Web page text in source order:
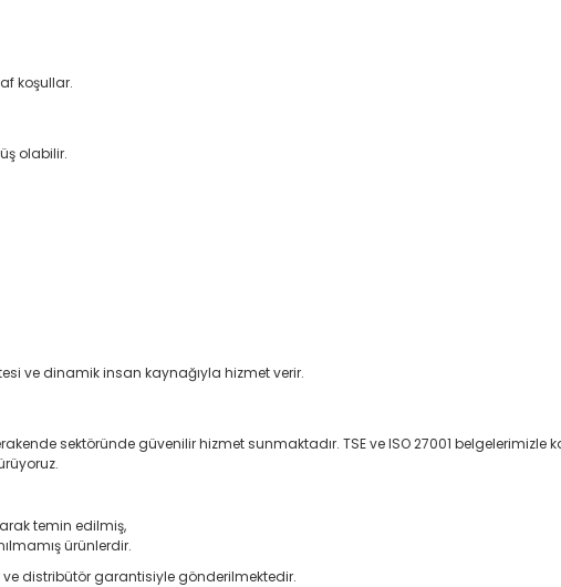
koşullar.
olabilir.
ve dinamik insan kaynağıyla hizmet verir.
sektöründe güvenilir hizmet sunmaktadır. TSE ve ISO 27001
temin edilmiş,
ürünlerdir.
distribütör garantisiyle gönderilmektedir.